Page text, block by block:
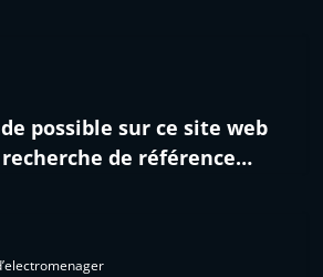
possible sur ce site web
de référence…